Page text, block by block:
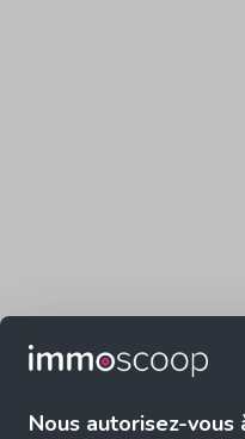
Nous autorisez-